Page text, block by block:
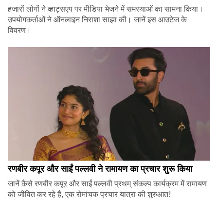
हजारों लोगों ने व्हाट्सएप पर मीडिया भेजने में समस्याओं का सामना किया।
उपयोगकर्ताओं ने ऑनलाइन निराशा साझा की। जानें इस आउटेज के
विवरण।
रणबीर कपूर और साईं पल्लवी ने रामायण का प्रचार शुरू किया
जानें कैसे रणबीर कपूर और साईं पल्लवी प्रथम् संकल्प कार्यक्रम में रामायण
को जीवित कर रहे हैं, एक रोमांचक प्रचार यात्रा की शुरुआत!